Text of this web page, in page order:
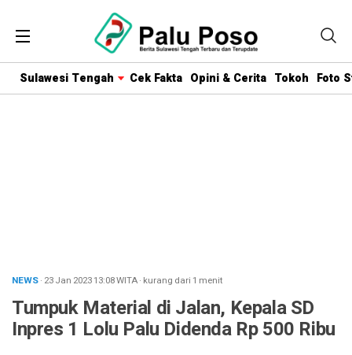
Sulawesi Tengah Cek Fakta Opini & Cerita Tokoh Foto
NEWS· 23 Jan 202313:08WITA· kurang dari 1 menit
Tumpuk Material di Jalan, Kepala SD
Inpres 1 Lolu Palu Didenda Rp 500 Ribu